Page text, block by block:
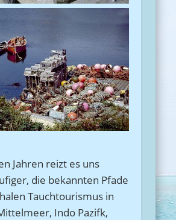
Jahren reizt es uns
die bekannten Pfade
Tauchtourismus in
Indo Pazifk,